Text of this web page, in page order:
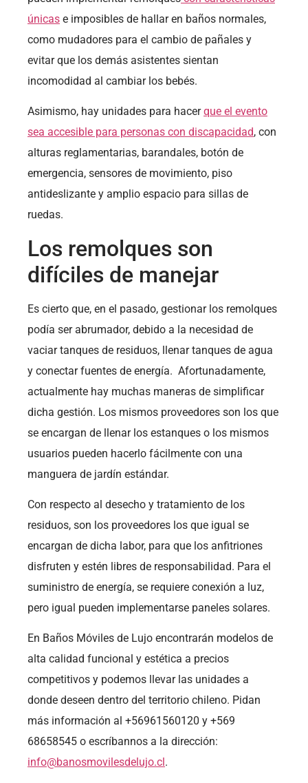
únicas e imposibles de hallar en baños normales,
como mudadores para el cambio de pañales y
evitar que los demás asistentes sientan
incomodidad al cambiar los bebés.
Asimismo, hay unidades para hacerque el evento
sea accesible para personas con discapacidad, con
alturas reglamentarias, barandales, botón de
emergencia, sensores de movimiento, piso
antideslizante y amplio espacio para sillas de
ruedas.
Los remolques son
difíciles de manejar
Es cierto que, en el pasado, gestionar los remolques
podía ser abrumador, debido a la necesidad de
vaciar tanques de residuos, llenar tanques de agua
y conectar fuentes de energía. Afortunadamente,
actualmente hay muchas maneras de simplificar
dicha gestión. Los mismos proveedores son los que
se encargan de llenar los estanques o los mismos
usuarios pueden hacerlo fácilmente con una
manguera de jardín estándar.
Con respecto al desecho y tratamiento de los
residuos, son los proveedores los que igual se
encargan de dicha labor, para que los anfitriones
disfruten y estén libres de responsabilidad. Para el
suministro de energía, se requiere conexión a luz,
pero igual pueden implementarse paneles solares.
En Baños Móviles de Lujo encontrarán modelos de
alta calidad funcional y estética a precios
competitivos y podemos llevar las unidades a
donde deseen dentro del territorio chileno. Pidan
más información al +56961560120 y +569
68658545 o escríbannos a la dirección:
info@banosmovilesdelujo.cl .